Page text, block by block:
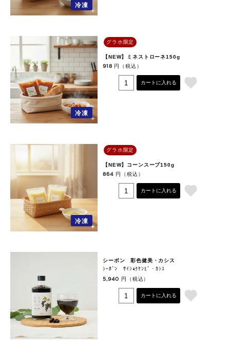
冷凍
冷凍
グラホ限定
【NEW】ミネストローネ150g
918 円（税込）
カートに入れる
冷凍
グラホ限定
【NEW】コーンスープ150g
864 円（税込）
カートに入れる
シーボン 彩色健美・カシス
ｼｰﾎﾞﾝ ｻｲｼｮｸｹﾝﾋﾞ・ｶｼｽ
5,940 円（税込）
カートに入れる